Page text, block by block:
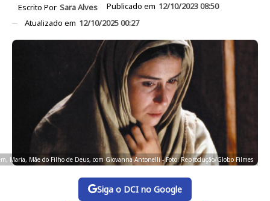
Escrito Por Sara Alves Publicado em 12/10/2023 08:50
Atualizado em 12/10/2025 00:27
Maria, Mãe do Filho de Deus, com Giovanna Antonelli - Foto: Reprodução/Globo Filmes
Siga o DCI no Google